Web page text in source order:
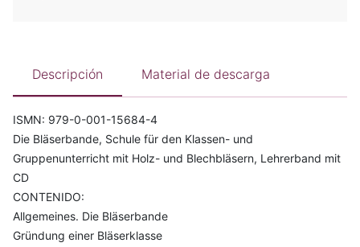
Descripción Material de descarga
ISMN: 979-0-001-15684-4
Die Bläserbande, Schule für den Klassen- und
Gruppenunterricht mit Holz- und Blechbläsern, Lehrerband mit
CD
CONTENIDO:
Allgemeines. Die Bläserbande
Gründung einer Bläserklasse